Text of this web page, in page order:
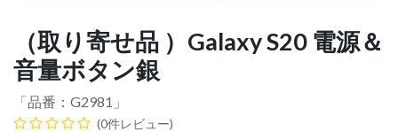
（取り寄せ品 ）Galaxy S20 電源＆
音量ボタン銀
「品番： G2981 」
(0件レビュー)